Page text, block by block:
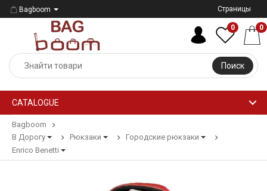
Bagboom Страницы
Поиск
0 0
CATALOGUE
Bagboom
В Дорогу
Рюкзаки
Городские рюкзаки
Enrico Benetti